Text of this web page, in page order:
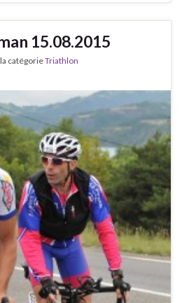
15.08.2015
catégorieTriathlon